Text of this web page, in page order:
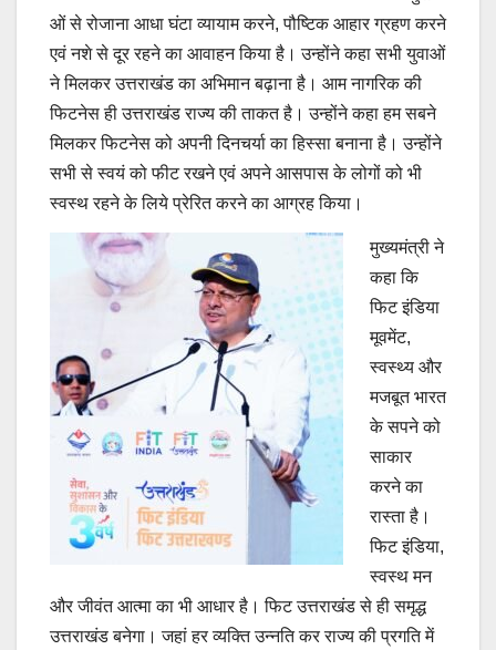
ओं से रोजाना आधा घंटा व्यायाम करने, पौष्टिक आहार ग्रहण करने
एवं नशे से दूर रहने का आवाहन किया है। उन्होंने कहा सभी युवाओं
ने मिलकर उत्तराखंड का अभिमान बढ़ाना है। आम नागरिक की
फिटनेस ही उत्तराखंड राज्य की ताकत है। उन्होंने कहा हम सबने
मिलकर फिटनेस को अपनी दिनचर्या का हिस्सा बनाना है। उन्होंने
सभी से स्वयं को फीट रखने एवं अपने आसपास के लोगों को भी
स्वस्थ रहने के लिये प्रेरित करने का आग्रह किया।
मुख्यमंत्री ने
कहा कि
फिट इंडिया
मूवमेंट,
स्वस्थ्य और
मजबूत भारत
के सपने को
साकार
करने का
रास्ता है।
फिट इंडिया,
स्वस्थ मन
और जीवंत आत्मा का भी आधार है। फिट उत्तराखंड से ही समृद्ध
उत्तराखंड बनेगा। जहां हर व्यक्ति उन्नति कर राज्य की प्रगति में